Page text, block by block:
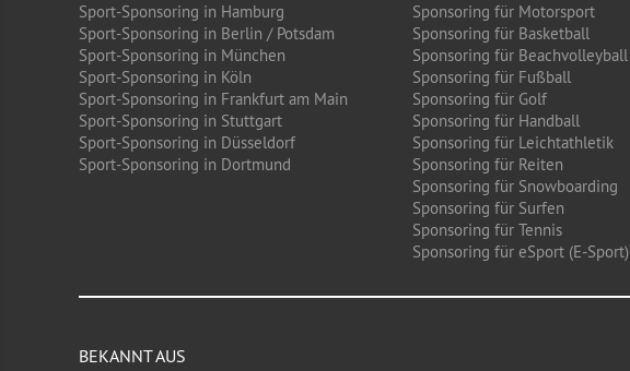
Sport-Sponsoring in Hamburg
Sport-Sponsoring in Berlin / Potsdam
Sport-Sponsoring in München
Sport-Sponsoring in Köln
Sport-Sponsoring in Frankfurt am Main
Sport-Sponsoring in Stuttgart
Sport-Sponsoring in Düsseldorf
Sport-Sponsoring in Dortmund
Sponsoring für Motorsport
Sponsoring für Basketball
Sponsoring für Beachvolleyball
Sponsoring für Fußball
Sponsoring für Golf
Sponsoring für Handball
Sponsoring für Leichtathletik
Sponsoring für Reiten
Sponsoring für Snowboarding
Sponsoring für Surfen
Sponsoring für Tennis
Sponsoring für eSport (E-Sport)
BEKANNT AUS